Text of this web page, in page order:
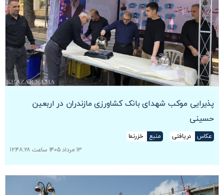
پذیرایی موکب شهدای بانک کشاورزی مازندران در اربعین
حسینی
عکاس دریافتی منبع
خزرنما
۱۳ مرداد ۱۴۰۵ ساعت ۱۲:۴۸:۲۸